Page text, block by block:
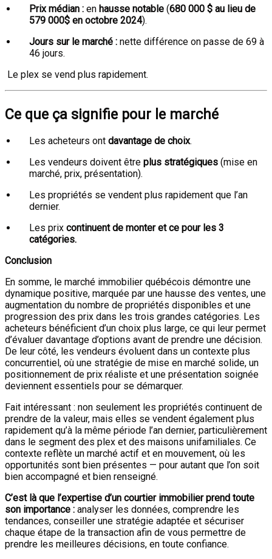
Prix médian : en hausse notable (680 000 $ au lieu de
579 000$ en octobre 2024).
Jours sur le marché : nette différence on passe de 69 à
46 jours.
Le plex se vend plus rapidement.
Ce que ça signifie pour le marché
Les acheteurs ont davantage de choix.
Les vendeurs doivent être plus stratégiques (mise en
marché, prix, présentation).
Les propriétés se vendent plus rapidement que l’an
dernier.
Les prix continuent de monter et ce pour les 3
catégories.
Conclusion
En somme, le marché immobilier québécois démontre une
dynamique positive, marquée par une hausse des ventes, une
augmentation du nombre de propriétés disponibles et une
progression des prix dans les trois grandes catégories. Les
acheteurs bénéficient d’un choix plus large, ce qui leur permet
d’évaluer davantage d’options avant de prendre une décision.
De leur côté, les vendeurs évoluent dans un contexte plus
concurrentiel, où une stratégie de mise en marché solide, un
positionnement de prix réaliste et une présentation soignée
deviennent essentiels pour se démarquer.
Fait intéressant : non seulement les propriétés continuent de
prendre de la valeur, mais elles se vendent également plus
rapidement qu’à la même période l’an dernier, particulièrement
dans le segment des plex et des maisons unifamiliales. Ce
contexte reflète un marché actif et en mouvement, où les
opportunités sont bien présentes — pour autant que l’on soit
bien accompagné et bien renseigné.
C’est là que l’expertise d’un courtier immobilier prend toute
son importance : analyser les données, comprendre les
tendances, conseiller une stratégie adaptée et sécuriser
chaque étape de la transaction afin de vous permettre de
prendre les meilleures décisions, en toute confiance.